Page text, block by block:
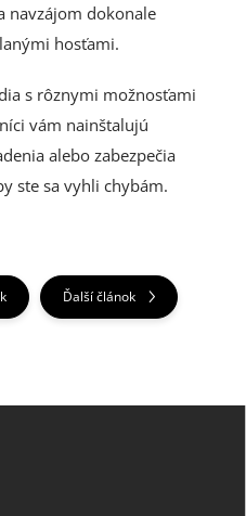
navzájom dokonale
hosťami.
s rôznymi možnosťami
vám nainštalujú
alebo zabezpečia
ste sa vyhli chybám.
Ďalší článok